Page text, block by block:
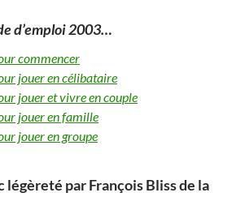
d’emploi 2003…
commencer
jouer en célibataire
jouer et vivre en couple
jouer en famille
jouer en groupe
légèreté par François Bliss de la